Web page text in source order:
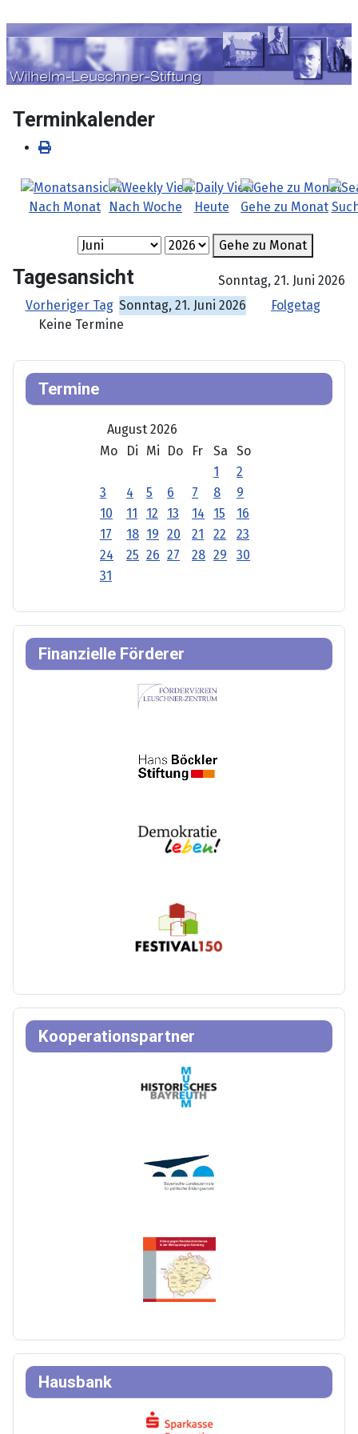
Terminkalender
Nach Monat Nach Woche Heute Gehe zu Monat
Gehe zu Monat
Tagesansicht
Sonntag, 21. Juni 2026
Vorheriger Tag Sonntag, 21. Juni 2026
Folgetag
Keine Termine
Termine
August 2026
Mo
Di Mi Do Fr Sa
So
1
2
3
4 5 6 7 8
9
10
11 12 13 14 15
16
17
18 19 20 21 22
23
24
25 26 27 28 29
30
31
Finanzielle Förderer
Kooperationspartner
Hausbank